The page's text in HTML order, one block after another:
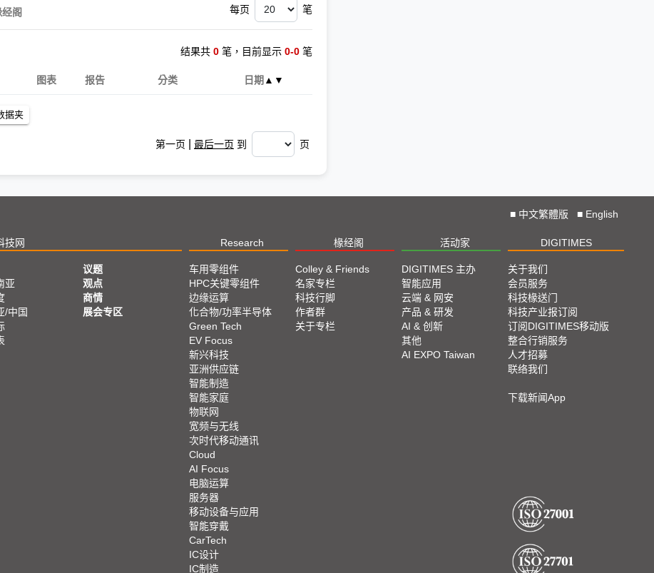
阁 每页 笔
结果共 0 笔，目前显示 0-0 笔
图表 报告 分类 日期 ▲ ▼
第一页 最后一页 到 页
■ 中文繁體版 ■ English
技网 Research 椽经阁 活动家 DIGITIMES
亚
/中国
议题
观点
商情
展会专区
车用零组件
HPC关键零组件
边缘运算
化合物/功率半导体
Green Tech
EV Focus
新兴科技
亚洲供应链
智能制造
智能家庭
物联网
宽频与无线
次时代移动通讯
Cloud
AI Focus
电脑运算
服务器
移动设备与应用
智能穿戴
CarTech
IC设计
IC制造
Colley & Friends
名家专栏
科技行脚
作者群
关于专栏
DIGITIMES 主办
智能应用
云端 & 网安
产品 & 研发
AI & 创新
其他
AI EXPO Taiwan
关于我们
会员服务
科技椽送门
科技产业报订阅
订阅DIGITIMES移动版
整合行销服务
人才招募
联络我们
下载新闻App